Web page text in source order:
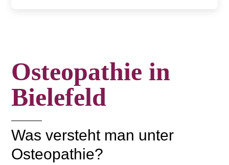
Osteopathie in
Bielefeld
Was versteht man unter
Osteopathie?